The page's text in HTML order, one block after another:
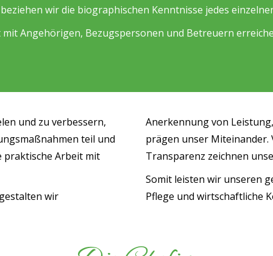
wir die biographischen Kenntnisse jedes
Angehörigen, Bezugspersonen und Betreuern
und zu verbessern,
teil und
praktische Arbeit mit
wir
Anerkennung von
prägen unser
Transparenz zeichnen
Somit leisten wir unseren
Pflege und wirtschaftliche